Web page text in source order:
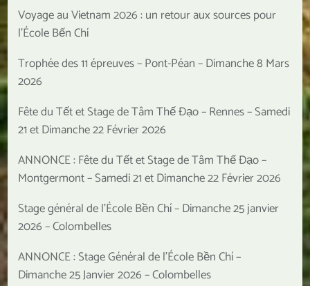
Voyage au Vietnam 2026 : un retour aux sources pour
l’École Bến Chí
Trophée des 11 épreuves – Pont-Péan – Dimanche 8 Mars
2026
Fête du Tết et Stage de Tâm Thế Đạo – Rennes – Samedi
21 et Dimanche 22 Février 2026
ANNONCE : Fête du Tết et Stage de Tâm Thế Đạo –
Montgermont – Samedi 21 et Dimanche 22 Février 2026
Stage général de l’École Bền Chí – Dimanche 25 janvier
2026 – Colombelles
ANNONCE : Stage Général de l’École Bền Chí –
Dimanche 25 Janvier 2026 – Colombelles